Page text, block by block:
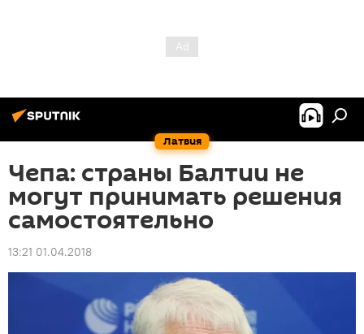
Латвия
Чепа: страны Балтии не
могут принимать решения
самостоятельно
13:21 01.04.2018